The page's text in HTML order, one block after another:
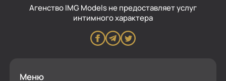
Aгенство IMG Models не предоставляет услуг
интимного характера
Меню